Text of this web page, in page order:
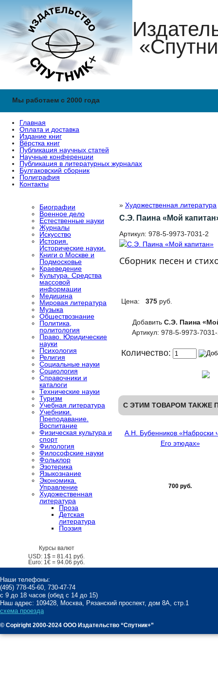
Мы работаем с 2000 года
Главная
Оплата и доставка
Издание книг
Вёрстка книг
Публикация научных статей
Научные конференции
Публикация в литературных журналах
Булгаковский сборник
Полиграфия
Контакты
» Художественная литература
С.Э. Паина «Мой
Артикул: 978-5-9973-7031-2
Сборник песен и
Цена: 375 руб.
Добавить С.Э. Паина
Артикул: 978-5-9973-7031-
Количество:
С ЭТИМ ТОВАРОМ ТАКЖЕ
А.Н. Бубенников «Наброски
Его этюдах»
700 руб.
Биографии
Военное дело
Естественные науки
Журналы
Искусство
История.
Исторические науки.
Книги о Москве и
Подмосковье
Краеведение
Культура. Средства
массовой
информации
Медицина
Мировая литература
Музыка
Обществознание
Политика,
политология
Право. Юридические
науки
Психология
Религия
Социальные науки
Социология
Справочники и
каталоги
Технические науки
Туризм
Учебная литература
Учебники.
Преподавание.
Воспитание
Физическая культура и
спорт
Филология
Философские науки
Фольклор
Эзотерика
Языкознание
Экономика.
Управление
Художественная
литература
Проза
Детская
литература
Поэзия
Курсы валют
USD: 1$ = 81.41 руб.
Euro: 1€ = 94.06 руб.
Наши телефоны:
(495) 778-45-60, 730-47-74
с 9 до 18 часов (обед с 14 до 15)
Наш адрес: 109428, Москва, Рязанский проспект, дом 8А, стр.1
схема проезда
© Copiright 2000-2024 ООО Издательство “Спутник+”